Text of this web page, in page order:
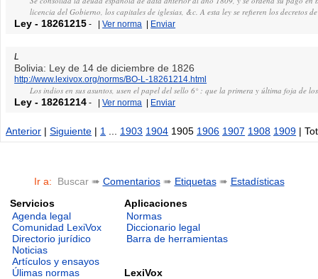
licencia del Gobierno, los capitales de iglesias, &c. A esta ley se refieren los decretos
Ley - 18261215 - |Ver norma | Enviar
L
Bolivia: Ley de 14 de diciembre de 1826
http://www.lexivox.org/norms/BO-L-18261214.html
Los indios en sus asuntos, usen el papel del sello 6° : que la primera y última foja de
Ley - 18261214 - |Ver norma | Enviar
Anterior |Siguiente | 1 1903 1904 1905 1906 1907 1908 1909 |
Ir a: Buscar ➠ Comentarios➠ Etiquetas➠ Estadísticas
Servicios
Agenda legal
Comunidad LexiVox
Directorio jurídico
Noticias
Artículos y ensayos
Úlimas normas
Aplicaciones
Normas
Diccionario legal
Barra de herramientas
LexiVox